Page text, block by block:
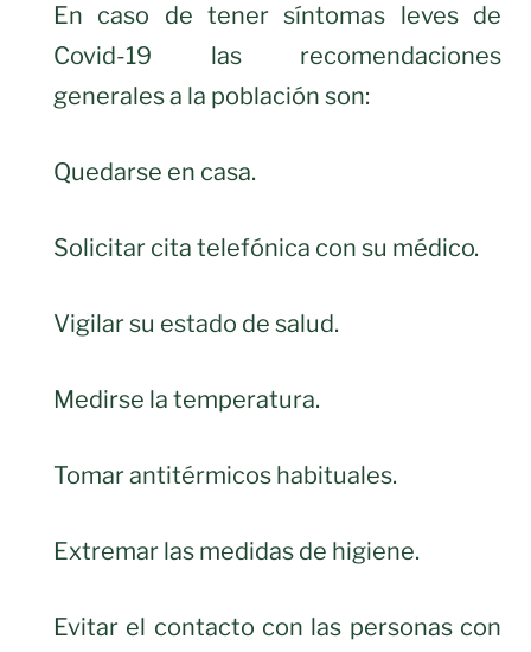
En caso de tener síntomas leves de
Covid-19 las recomendaciones
generales a la población son:
Quedarse en casa.
Solicitar cita telefónica con su médico.
Vigilar su estado de salud.
Medirse la temperatura.
Tomar antitérmicos habituales.
Extremar las medidas de higiene.
Evitar el contacto con las personas con